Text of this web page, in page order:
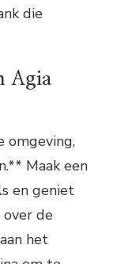
die
Agia
omgeving,
Maak een
en geniet
de
het